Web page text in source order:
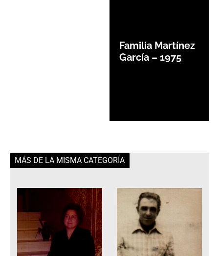
Familia Martínez
García – 1975
MÁS DE LA MISMA CATEGORÍA